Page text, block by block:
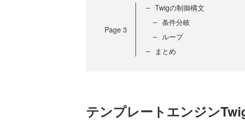
Page 3
Twigの制御構文
条件分岐
ループ
まとめ
テンプレートエンジン